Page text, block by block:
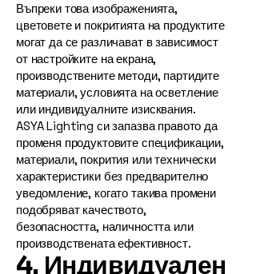
Въпреки това изображенията,
цветовете и покритията на продуктите
могат да се различават в зависимост
от настройките на екрана,
производствените методи, партидите
материали, условията на осветление
или индивидуалните изисквания.
ASYA Lighting си запазва правото да
променя продуктовите спецификации,
материали, покрития или технически
характеристики без предварително
уведомление, когато такива промени
подобряват качеството,
безопасността, наличността или
производствената ефективност.
4. Индивидуален